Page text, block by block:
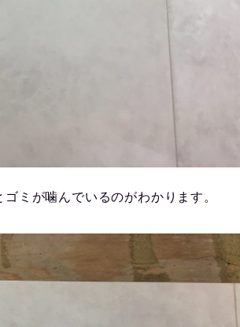
ミが噛んでいるのがわかります。